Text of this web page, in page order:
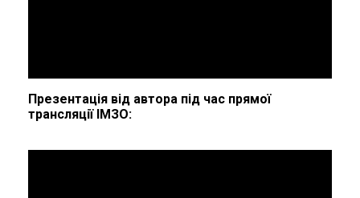
Презентація від автора під час прямої
трансляції ІМЗО: